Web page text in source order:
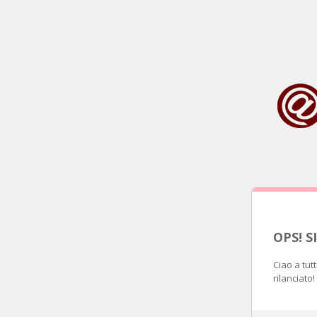
OPS!
Ciao a
rilanciato!